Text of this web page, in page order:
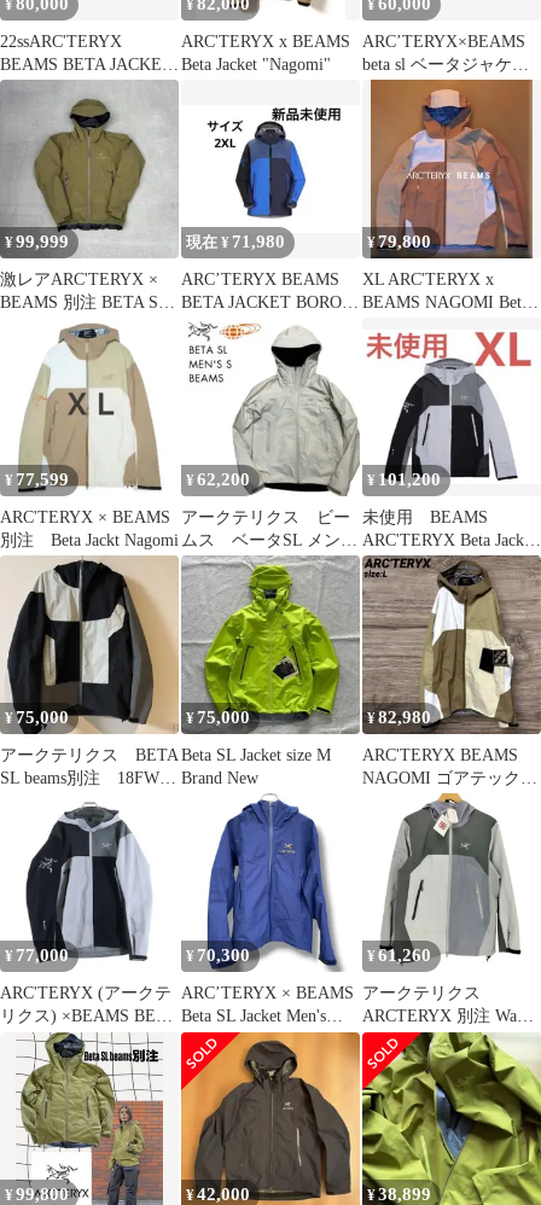
¥
22ssARC'TERYX
BEAMS BETA JACKET
"Multi"
¥
ARC'TERYX x BEAMS
Beta Jacket "Nagomi"
¥
ARC’TERYX×BEAMS
beta sl ベータジャケッ
¥99,999
激レアARC'TERYX ×
BEAMS 別注 BETA SL
S 15 カーキ
現在 ¥ 71,980
ARC’TERYX BEAMS
BETA JACKET BORO
BLUE
¥79,800
XL ARC'TERYX x
BEAMS NAGOMI Beta
¥ 77,599
ARC'TERYX × BEAMS
別注 Beta Jackt Nagomi
¥ 62,200
アークテリクス ビー
ムス ベータSL メンズ
S 白 ホワイト オフ
ホワイト
¥ 101,200
未使用 BEAMS
ARC'TERYX Beta Jacket
XL
¥75,000
アークテリクス BETA
SL beams別注 18FW
クレイジーパターン
¥75,000
Beta SL Jacket size M
Brand New
¥82,980
ARC'TERYX BEAMS
NAGOMI ゴアテックス
BetaJacket
¥ 77,000
ARC'TERYX (アークテ
リクス) ×BEAMS BETA
SL JACKET ベータ ジ
ップアップ ナイロンジ
ャケット マウンテンパ
ーカー #S ブラック/グ
レー 314135
¥ 70,300
ARC’TERYX × BEAMS
Beta SL Jacket Men's
GORE-TEX Sサイズ ブ
ルー 15462 70746
¥ 61,260
アークテリクス
ARCTERYX 別注 Wabi-
Sabi BETA JACKET W
レディース import：S
¥99,800 ¥42,000 ¥38,899